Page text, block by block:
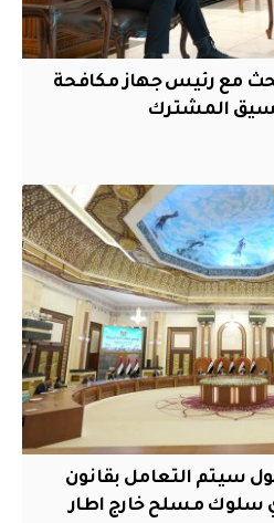
مع رئيس جهاز مكافحة
المشترك
الدولة: بعد 30 ايلول سيتم التعامل بقانون
سلوك مسلح خارج اطار